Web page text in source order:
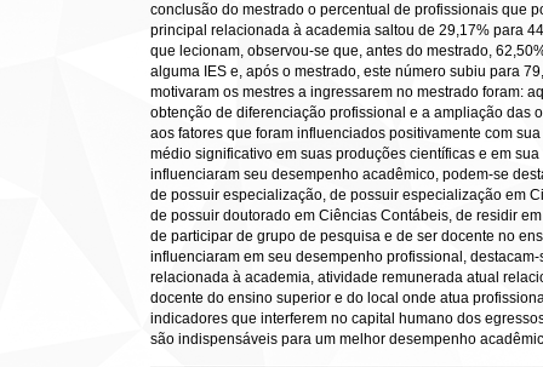
conclusão do mestrado o percentual de profissionais que
principal relacionada à academia saltou de 29,17% para
que lecionam, observou-se que, antes do mestrado,
alguma IES e, após o mestrado, este número subiu para
motivaram os mestres a ingressarem no mestrado foram:
obtenção de diferenciação profissional e a ampliação das
aos fatores que foram influenciados positivamente com
médio significativo em suas produções científicas e em
influenciaram seu desempenho acadêmico, podem-se
de possuir especialização, de possuir especialização em
de possuir doutorado em Ciências Contábeis, de residir
de participar de grupo de pesquisa e de ser docente no
influenciaram em seu desempenho profissional,
relacionada à academia, atividade remunerada atual
docente do ensino superior e do local onde atua
indicadores que interferem no capital humano dos
são indispensáveis para um melhor desempenho